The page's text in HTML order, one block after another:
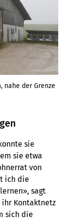
nahe der Grenze
sie
sie etwa
von
ich die
sagt
ihr Kontaktnetz
sich die